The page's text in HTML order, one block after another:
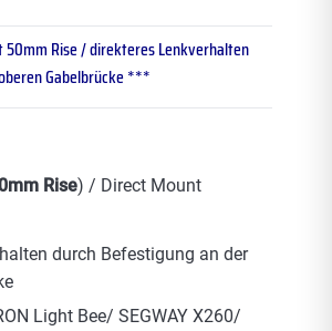
Rise / direkteres Lenkverhalten
Gabelbrücke ***
Rise) / Direct Mount
durch Befestigung an der
Light Bee/ SEGWAY X260/